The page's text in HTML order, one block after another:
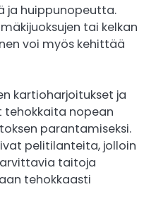
ja huippunopeutta.
tai kelkan
voi myös kehittää
kartioharjoitukset ja
nopean
parantamiseksi.
pelitilanteita, jolloin
taitoja
tehokkaasti